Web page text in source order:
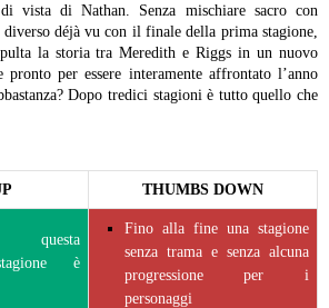
vista di Nathan. Senza mischiare sacro con
déjà vu con il finale della prima stagione,
la storia tra Meredith e Riggs in un nuovo
per essere interamente affrontato l’anno
Dopo tredici stagioni è tutto quello che
THUMBS DOWN
questa
è
Fino alla fine una stagione
senza trama e senza alcuna
progressione per i
personaggi